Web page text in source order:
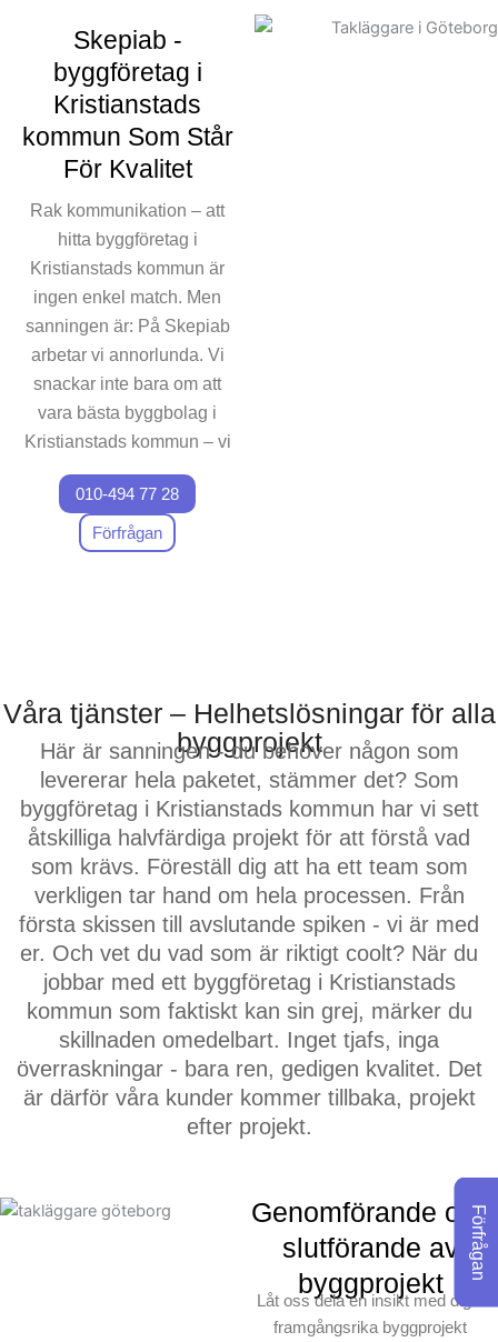
Skepiab -
byggföretag i
Kristianstads
kommun Som Står
För Kvalitet
Rak kommunikation – att
hitta byggföretag i
Kristianstads kommun är
ingen enkel match. Men
sanningen är: På Skepiab
arbetar vi annorlunda. Vi
snackar inte bara om att
vara bästa byggbolag i
Kristianstads kommun – vi
bevisar det, uppdrag efter
uppdrag. Föreställ dig ett
team som är fokuserade
på detaljer och som
Efter lång tid i branschen
(och ärligt talat, massor av
lärdomar) har vi byggt mer
än bara hus – vi har byggt
upp ett rykte som det mest
pålitliga byggföretaget i
Kristianstads kommun.
Våra hantverkare och
projektledare? De går den
extra milen. Varje. Enda.
Projekt.
Här är vad som gör oss
speciella: Vi betraktar ditt
projekt som ett hantverk,
inte bara ett uppdrag. När
alltid den korrekta vägen.
010-494 77 28
Förfrågan
Förfrågan
Våra tjänster – Helhetslösningar för alla
byggprojekt
Här är sanningen - du behöver någon som
levererar hela paketet, stämmer det? Som
byggföretag i Kristianstads kommun har vi sett
åtskilliga halvfärdiga projekt för att förstå vad
som krävs. Föreställ dig att ha ett team som
verkligen tar hand om hela processen. Från
första skissen till avslutande spiken - vi är med
er. Och vet du vad som är riktigt coolt? När du
jobbar med ett byggföretag i Kristianstads
kommun som faktiskt kan sin grej, märker du
skillnaden omedelbart. Inget tjafs, inga
överraskningar - bara ren, gedigen kvalitet. Det
är därför våra kunder kommer tillbaka, projekt
efter projekt.
Genomförande och
slutförande av
byggprojekt
Låt oss dela en insikt med dig –
framgångsrika byggprojekt